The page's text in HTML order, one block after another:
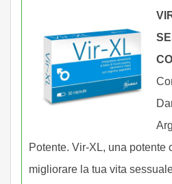
Potente. Vir-XL, una potente
migliorare la tua vita